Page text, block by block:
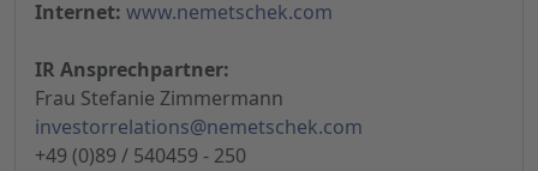
Internet: www.nemetschek.com
IR Ansprechpartner:
Frau Stefanie Zimmermann
investorrelations@nemetschek.com
+49 (0)89 / 540459 - 250